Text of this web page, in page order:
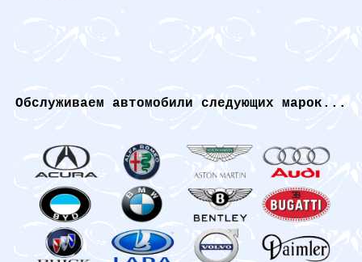
Обслуживаем автомобили следующих марок...